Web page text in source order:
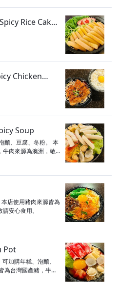
Rice Cake
Soup
麵、豆腐、冬粉。 本
牛肉來源為澳洲，敬
店使用豬肉來源皆為
安心食用。
Pot
加購年糕、泡麵、
為台灣國產豬，牛肉